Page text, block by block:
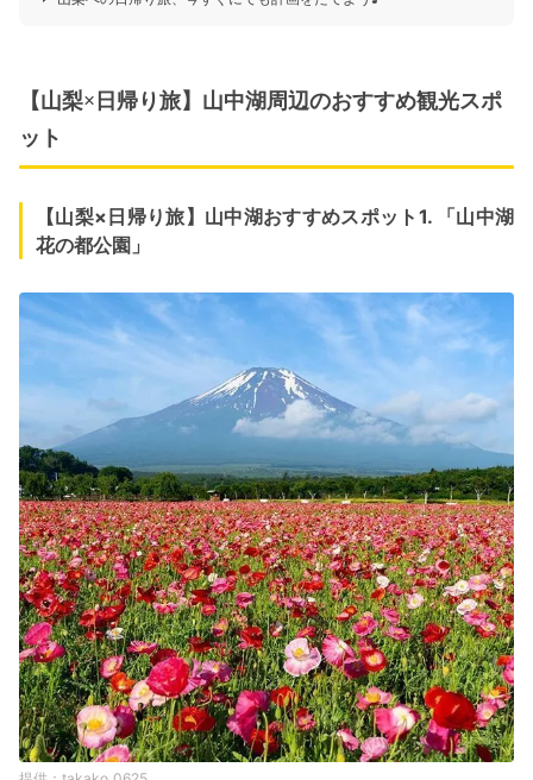
【山梨×日帰り旅】山中湖周辺のおすすめ観光スポ
ット
【山梨×日帰り旅】山中湖おすすめスポット1. 「山中湖
花の都公園」